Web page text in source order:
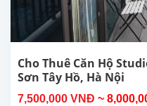
Cho Thuê Căn Hộ
Sơn Tây Hồ, Hà Nội
7,500,000 VNĐ ~